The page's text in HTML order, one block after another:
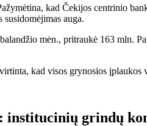
kad Čekijos centrinio
auga.
mėn., pritraukė 163 mln.
institucinių grindų